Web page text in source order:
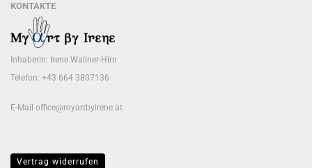
KONTAKTE
Inhaberin: Irene Wallner-Hirn
Telefon: +43 664 3807136
E-Mail office@myartbyirene.at
Vertrag widerrufen